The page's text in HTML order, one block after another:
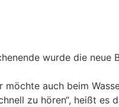
wurde die
auch beim
zu hören“, heißt es